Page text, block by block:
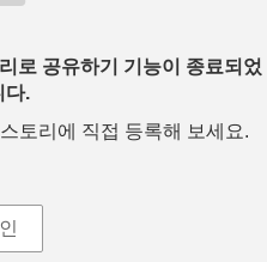
로 공유하기 기능이 종료되었
다.
토리에 직접 등록해 보세요.